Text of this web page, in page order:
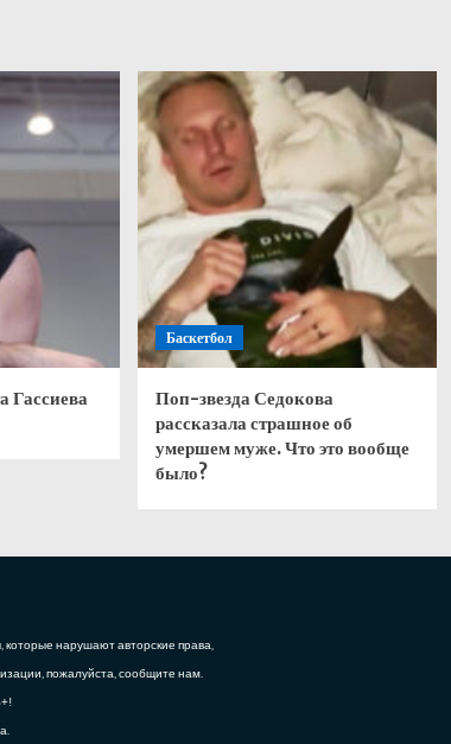
Гассиева
Баскетбол
Поп-звезда Седокова
рассказала страшное об
умершем муже. Что это вообще
было?
нарушают авторские права,
пожалуйста, сообщите нам.